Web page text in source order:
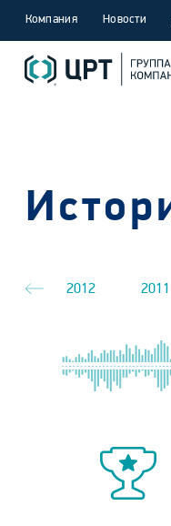
Компания Новости
2012 2011